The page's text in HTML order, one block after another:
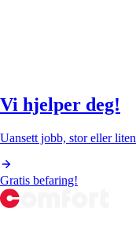
Vi hjelper deg!
Uansett jobb, stor eller liten
Gratis befaring!